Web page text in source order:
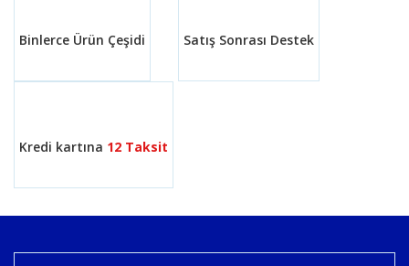
Binlerce Ürün Çeşidi Satış Sonrası Destek
Kredi kartına 12 Taksit